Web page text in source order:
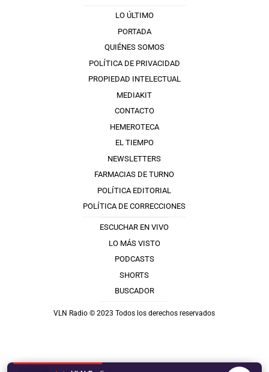
LO ÚLTIMO
PORTADA
QUIÉNES SOMOS
POLÍTICA DE PRIVACIDAD
PROPIEDAD INTELECTUAL
MEDIAKIT
CONTACTO
HEMEROTECA
EL TIEMPO
NEWSLETTERS
FARMACIAS DE TURNO
POLÍTICA EDITORIAL
POLÍTICA DE CORRECCIONES
ESCUCHAR EN VIVO
LO MÁS VISTO
PODCASTS
SHORTS
BUSCADOR
VLN Radio © 2023 Todos los derechos reservados